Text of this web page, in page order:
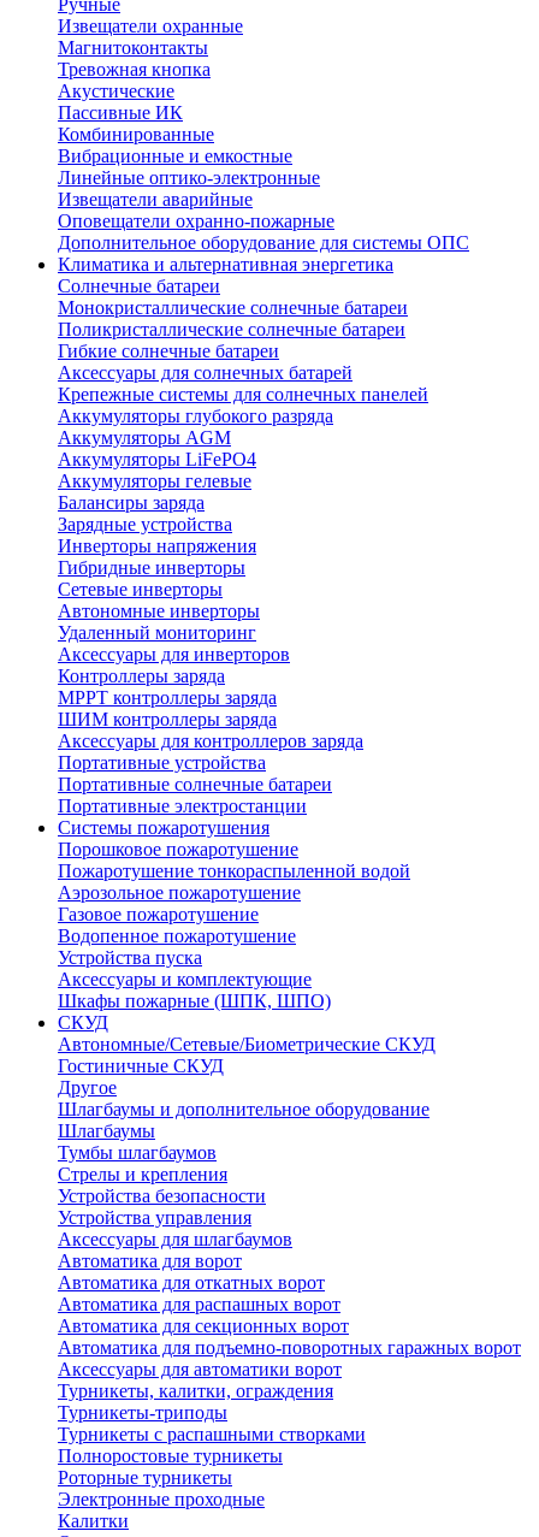
Ручные
Извещатели охранные
Магнитоконтакты
Тревожная кнопка
Акустические
Пассивные ИК
Комбинированные
Вибрационные и емкостные
Линейные оптико-электронные
Извещатели аварийные
Оповещатели охранно-пожарные
Дополнительное оборудование для системы ОПС
Климатика и альтернативная энергетика
Солнечные батареи
Монокристаллические солнечные батареи
Поликристаллические солнечные батареи
Гибкие солнечные батареи
Аксессуары для солнечных батарей
Крепежные системы для солнечных панелей
Аккумуляторы глубокого разряда
Аккумуляторы AGM
Аккумуляторы LiFePO4
Аккумуляторы гелевые
Балансиры заряда
Зарядные устройства
Инверторы напряжения
Гибридные инверторы
Сетевые инверторы
Автономные инверторы
Удаленный мониторинг
Аксессуары для инверторов
Контроллеры заряда
MPPT контроллеры заряда
ШИМ контроллеры заряда
Аксессуары для контроллеров заряда
Портативные устройства
Портативные солнечные батареи
Портативные электростанции
Системы пожаротушения
Порошковое пожаротушение
Пожаротушение тонкораспыленной водой
Аэрозольное пожаротушение
Газовое пожаротушение
Водопенное пожаротушение
Устройства пуска
Аксессуары и комплектующие
Шкафы пожарные (ШПК, ШПО)
СКУД
Автономные/Сетевые/Биометрические СКУД
Гостиничные СКУД
Другое
Шлагбаумы и дополнительное оборудование
Шлагбаумы
Тумбы шлагбаумов
Стрелы и крепления
Устройства безопасности
Устройства управления
Аксессуары для шлагбаумов
Автоматика для ворот
Автоматика для откатных ворот
Автоматика для распашных ворот
Автоматика для секционных ворот
Автоматика для подъемно-поворотных гаражных ворот
Аксессуары для автоматики ворот
Турникеты, калитки, ограждения
Турникеты-триподы
Турникеты с распашными створками
Полноростовые турникеты
Роторные турникеты
Электронные проходные
Калитки